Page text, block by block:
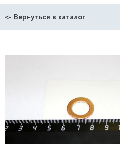
<- Вернуться в каталог